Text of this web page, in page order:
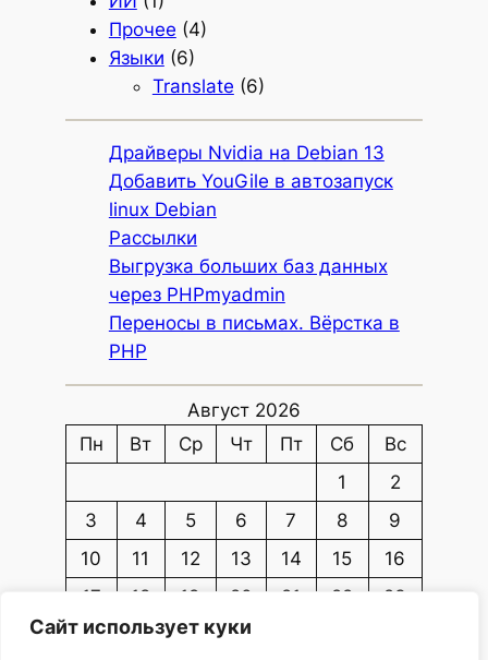
Сайт использует куки
Прочее (4)
Языки (6)
Translate (6)
Драйверы Nvidia на Debian 13
Добавить YouGile в автозапуск
linux Debian
Рассылки
Выгрузка больших баз данных
через PHPmyadmin
Переносы в письмах. Вёрстка в
PHP
Август 2026
Пн
Вт Ср Чт Пт Сб
Вс
1
2
3
4 5 6 7 8
9
10
11 12 13 14 15
16
17
18 19 20 21 22
23
24
25 26 27